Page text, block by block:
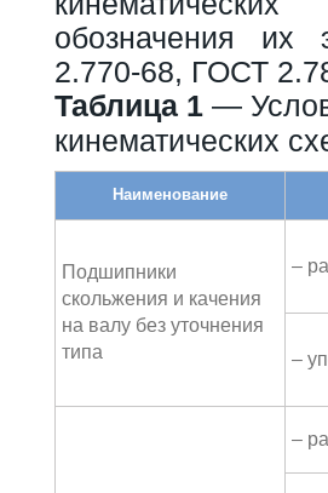
обозначения их
2.770-68, ГОСТ
Таблица 1 —
кинематических
Наименование
Подшипники
скольжения и качения
на валу без уточнения
типа
–
–
–